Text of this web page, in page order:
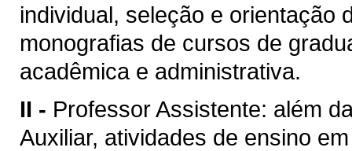
individual, seleção e orientação
monografias de cursos de
acadêmica e administrativa.
II - Professor Assistente: além
Auxiliar, atividades de ensino